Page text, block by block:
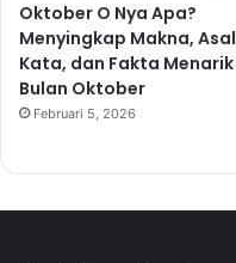
Oktober O Nya Apa?
Menyingkap Makna, Asal
Kata, dan Fakta Menarik
Bulan Oktober
Februari 5, 2026